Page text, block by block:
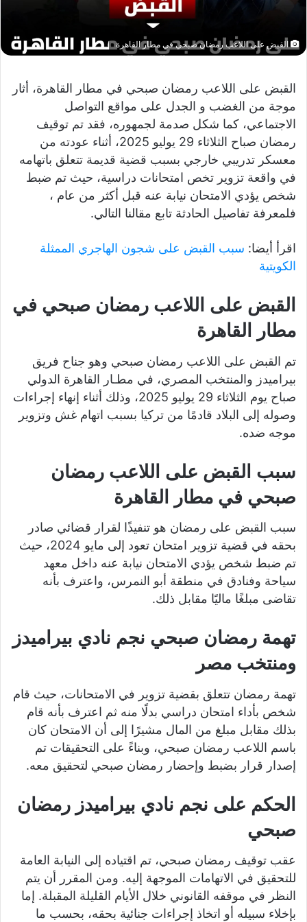
القبض على اللاعب رمضان صبحي في مطار القاهرة
القبض على اللاعب رمضان صبحي في مطار القاهرة، أثار
موجة من الغضب و الجدل على مواقع التواصل
الاجتماعي، كما شكل صدمة لجمهوره، فقد تم توقيف
رمضان صباح الثلاثاء 29 يوليو 2025، أثناء عودته من
معسكر تدريبي خارجي بسبب قضية قديمة تتعلق باتهامه
في واقعة تزوير تخص امتحانات دراسية، حيث تم ضبط
شخص يؤدي الامتحان نيابة عنه قبل أكثر من عام ،
فلمعرفة تفاصيل الحادثة تابع مقالنا التالي.
اقرأ أيضا: سبب القبض على شجون الهاجري الممثلة
الكويتية
القبض على اللاعب رمضان صبحي في
مطار القاهرة
تم القبض على اللاعب رمضان صبحي وهو جناح فريق
بيراميدز والمنتخب المصري، في مطـار القاهرة الدولي
صباح يوم الثلاثاء 29 يوليو 2025، وذلك أثناء إنهاء إجراءات
وصوله إلى البلاد قادمًا من تركيا بسبب اتهام غش وتزوير
موجه ضده.
سبب القبض على اللاعب رمضان
صبحي في مطار القاهرة
سبب القبض على رمضان هو تنفيذًا لقرار قضائي صادر
بحقه في قضية تزوير امتحان تعود إلى مايو 2024، حيث
تم ضبط شخص يؤدي الامتحان نيابة عنه داخل معهد
سياحة وفنادق في منطقة أبو النمرس، واعترف بأنه
تقاضى مبلغًا ماليًا مقابل ذلك.
تهمة رمضان صبحي نجم نادي بيراميدز
ومنتخب مصر
تهمة رمضان تتعلق بقضية تزوير في الامتحانات، حيث قام
شخص بأداء امتحان دراسي بدلًا منه ثم اعترف بأنه قام
بذلك مقابل مبلغ من المال مشيرًا إلى أن الامتحان كان
باسم اللاعب رمضان صبحي، وبناءً على التحقيقات تم
إصدار قرار بضبط وإحضار رمضان صبحي لتحقيق معه.
الحكم على نجم نادي بيراميدز رمضان
صبحي
عقب توقيف رمضان صبحي، تم اقتياده إلى النيابة العامة
للتحقيق في الاتهامات الموجهة إليه. ومن المقرر أن يتم
النظر في موقفه القانوني خلال الأيام القليلة المقبلة. إما
بإخلاء سبيله أو اتخاذ إجراءات جنائية بحقه، بحسب ما